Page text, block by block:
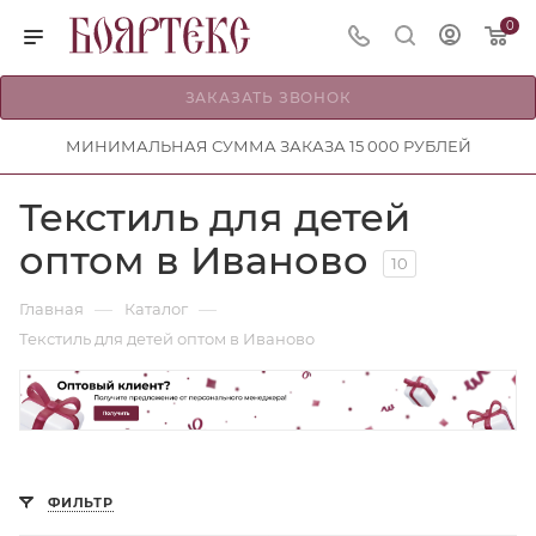
0
ЗАКАЗАТЬ ЗВОНОК
МИНИМАЛЬНАЯ СУММА ЗАКАЗА 15 000 РУБЛЕЙ
Текстиль для детей
оптом в Иваново
10
Главная — Каталог —
Текстиль для детей оптом в Иваново
ФИЛЬТР